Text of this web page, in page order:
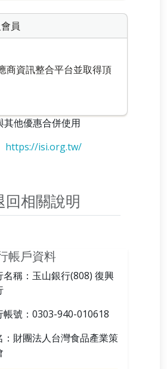
員
商資訊整合平台並取得頂
他優惠合併使用
https://isi.org.tw/
回相關說明
帳戶資料
稱： 玉山銀行(808) 復興
號： 0303-940-010618
財團法人台灣食品產業策